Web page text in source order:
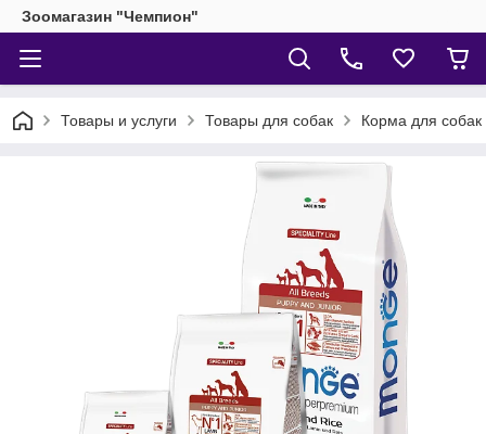
Зоомагазин "Чемпион"
Товары и услуги Товары для собак Корма для собак